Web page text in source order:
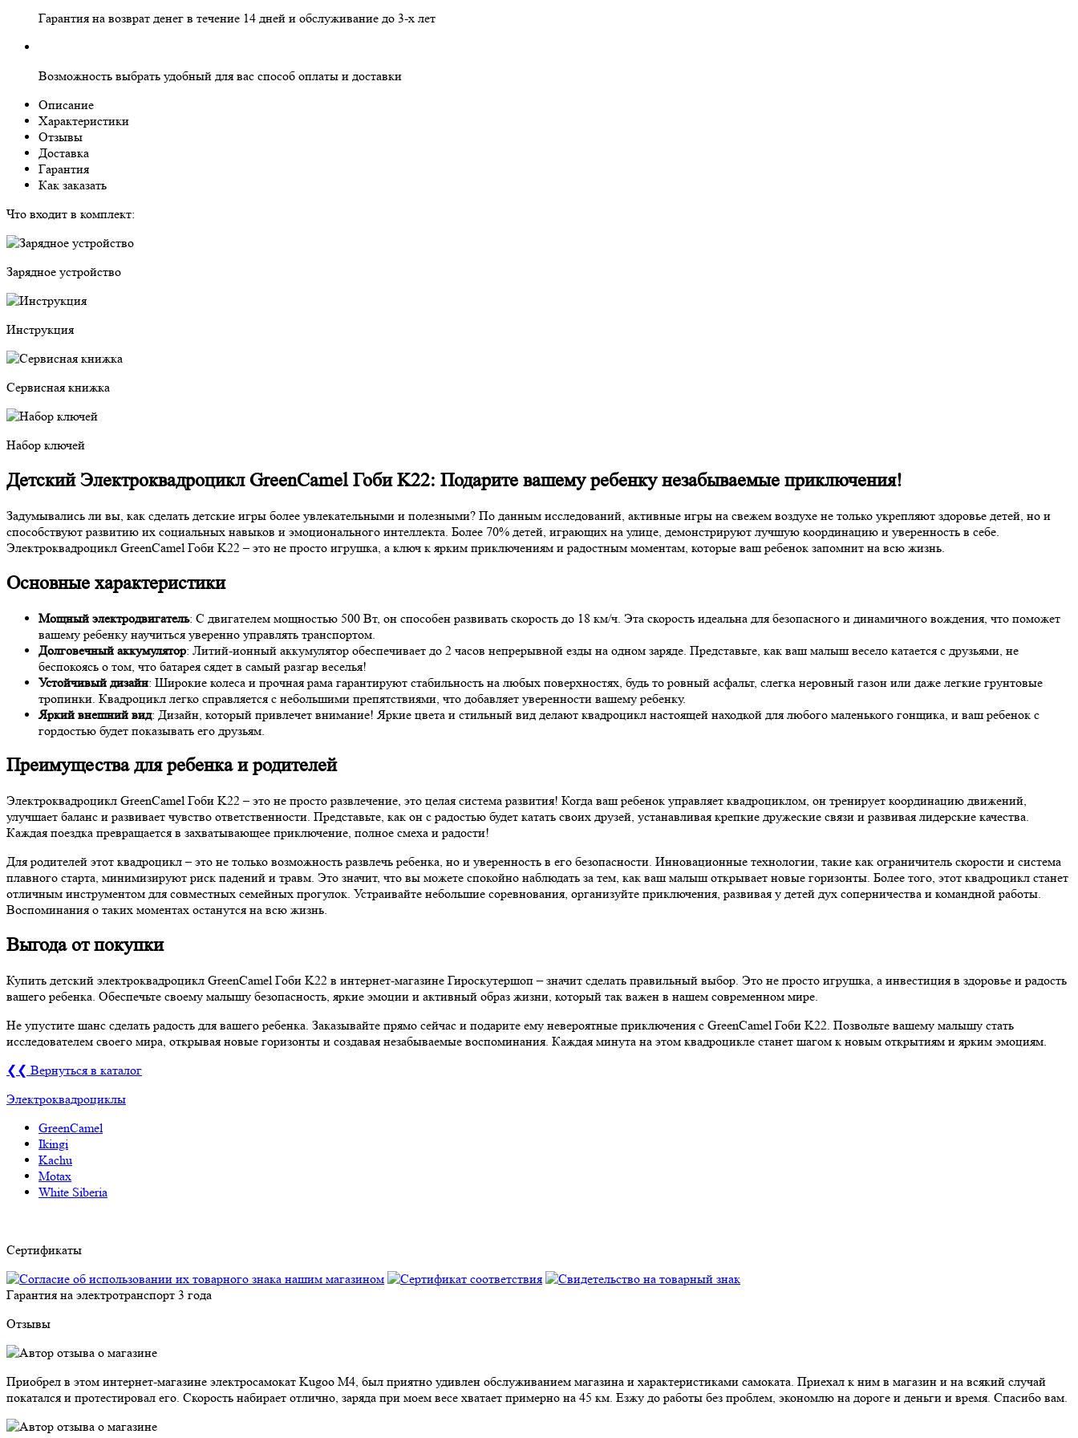
Гарантия на возврат денег в течение 14 дней и обслуживание до 3-х лет
Возможность выбрать удобный для вас способ оплаты и доставки
Описание
Характеристики
Отзывы
Доставка
Гарантия
Как заказать
Что входит в комплект:
Зарядное устройство
Инструкция
Сервисная книжка
Набор ключей
Детский Электроквадроцикл GreenCamel Гоби K22: Подарите вашему ребенку незабываемые приключения!
Задумывались ли вы, как сделать детские игры более увлекательными и полезными? По данным исследований, активные игры на свежем воздухе не только укрепляют здоровье детей, но и
способствуют развитию их социальных навыков и эмоционального интеллекта. Более 70% детей, играющих на улице, демонстрируют лучшую координацию и уверенность в себе.
Электроквадроцикл GreenCamel Гоби K22 – это не просто игрушка, а ключ к ярким приключениям и радостным моментам, которые ваш ребенок запомнит на всю жизнь.
Основные характеристики
Мощный электродвигатель: С двигателем мощностью 500 Вт, он способен развивать скорость до 18 км/ч. Эта скорость идеальна для безопасного и динамичного вождения, что поможет
вашему ребенку научиться уверенно управлять транспортом.
Долговечный аккумулятор: Литий-ионный аккумулятор обеспечивает до 2 часов непрерывной езды на одном заряде. Представьте, как ваш малыш весело катается с друзьями, не
беспокоясь о том, что батарея сядет в самый разгар веселья!
Устойчивый дизайн: Широкие колеса и прочная рама гарантируют стабильность на любых поверхностях, будь то ровный асфальт, слегка неровный газон или даже легкие грунтовые
тропинки. Квадроцикл легко справляется с небольшими препятствиями, что добавляет уверенности вашему ребенку.
Яркий внешний вид: Дизайн, который привлечет внимание! Яркие цвета и стильный вид делают квадроцикл настоящей находкой для любого маленького гонщика, и ваш ребенок с
гордостью будет показывать его друзьям.
Преимущества для ребенка и родителей
Электроквадроцикл GreenCamel Гоби K22 – это не просто развлечение, это целая система развития! Когда ваш ребенок управляет квадроциклом, он тренирует координацию движений,
улучшает баланс и развивает чувство ответственности. Представьте, как он с радостью будет катать своих друзей, устанавливая крепкие дружеские связи и развивая лидерские качества.
Каждая поездка превращается в захватывающее приключение, полное смеха и радости!
Для родителей этот квадроцикл – это не только возможность развлечь ребенка, но и уверенность в его безопасности. Инновационные технологии, такие как ограничитель скорости и система
плавного старта, минимизируют риск падений и травм. Это значит, что вы можете спокойно наблюдать за тем, как ваш малыш открывает новые горизонты. Более того, этот квадроцикл станет
отличным инструментом для совместных семейных прогулок. Устраивайте небольшие соревнования, организуйте приключения, развивая у детей дух соперничества и командной работы.
Воспоминания о таких моментах останутся на всю жизнь.
Выгода от покупки
Купить детский электроквадроцикл GreenCamel Гоби K22 в интернет-магазине Гироскутершоп – значит сделать правильный выбор. Это не просто игрушка, а инвестиция в здоровье и радость
вашего ребенка. Обеспечьте своему малышу безопасность, яркие эмоции и активный образ жизни, который так важен в нашем современном мире.
Не упустите шанс сделать радость для вашего ребенка. Заказывайте прямо сейчас и подарите ему невероятные приключения с GreenCamel Гоби K22. Позвольте вашему малышу стать
исследователем своего мира, открывая новые горизонты и создавая незабываемые воспоминания. Каждая минута на этом квадроцикле станет шагом к новым открытиям и ярким эмоциям.
❮❮ Вернуться в каталог
Электроквадроциклы
GreenCamel
Ikingi
Kachu
Motax
White Siberia
Сертификаты
Гарантия на электротранспорт 3 года
Отзывы
Приобрел в этом интернет-магазине электросамокат Kugoo M4, был приятно удивлен обслуживанием магазина и характеристиками самоката. Приехал к ним в магазин и на всякий случай
покатался и протестировал его. Скорость набирает отлично, заряда при моем весе хватает примерно на 45 км. Езжу до работы без проблем, экономлю на дороге и деньги и время. Спасибо вам.